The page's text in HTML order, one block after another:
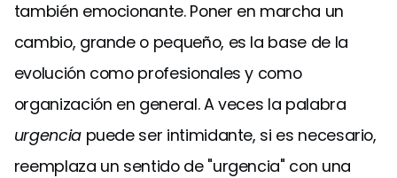
también emocionante. Poner en marcha un
cambio, grande o pequeño, es la base de la
evolución como profesionales y como
organización en general. A veces la palabra
urgenciapuede ser intimidante, si es necesario,
reemplaza un sentido de "urgencia" con una